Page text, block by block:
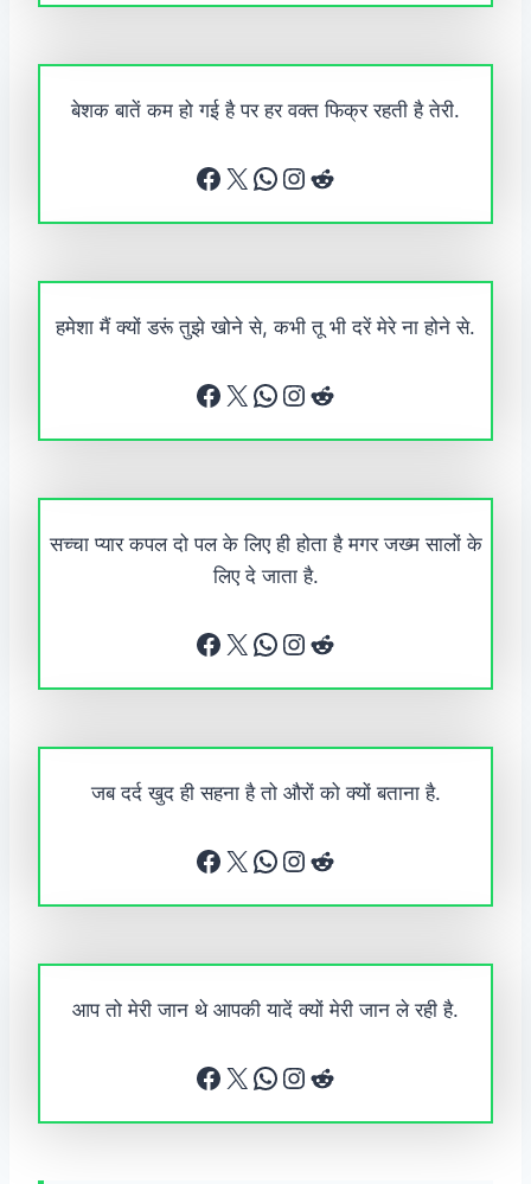
बेशक बातें कम हो गई है पर हर वक्त फिक्र रहती है तेरी.
Facebook X WhatsApp Instagram Reddit
हमेशा मैं क्यों डरूं तुझे खोने से, कभी तू भी दरें मेरे ना होने से.
Facebook X WhatsApp Instagram Reddit
सच्चा प्यार कपल दो पल के लिए ही होता है मगर जख्म सालों के
लिए दे जाता है.
Facebook X WhatsApp Instagram Reddit
जब दर्द खुद ही सहना है तो औरों को क्यों बताना है.
Facebook X WhatsApp Instagram Reddit
आप तो मेरी जान थे आपकी यादें क्यों मेरी जान ले रही है.
Facebook X WhatsApp Instagram Reddit